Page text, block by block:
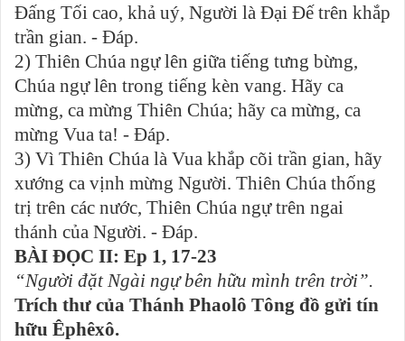
Đấng Tối cao, khả uý, Người là Đại Đế trên khắp
trần gian. - Đáp.
2) Thiên Chúa ngự lên giữa tiếng tưng bừng,
Chúa ngự lên trong tiếng kèn vang. Hãy ca
mừng, ca mừng Thiên Chúa; hãy ca mừng, ca
mừng Vua ta! - Đáp.
3) Vì Thiên Chúa là Vua khắp cõi trần gian, hãy
xướng ca vịnh mừng Người. Thiên Chúa thống
trị trên các nước, Thiên Chúa ngự trên ngai
thánh của Người. - Đáp.
BÀI ĐỌC II: Ep 1, 17-23
“Người đặt Ngài ngự bên hữu mình trên trời”.
Trích thư của Thánh Phaolô Tông đồ gửi tín
hữu Êphêxô.